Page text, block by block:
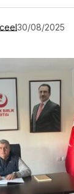
30/08/2025